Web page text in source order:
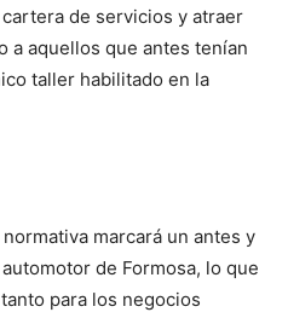
de servicios y atraer
a aquellos que antes tenían
taller habilitado en la
marcará un antes y
de Formosa, lo que
para los negocios